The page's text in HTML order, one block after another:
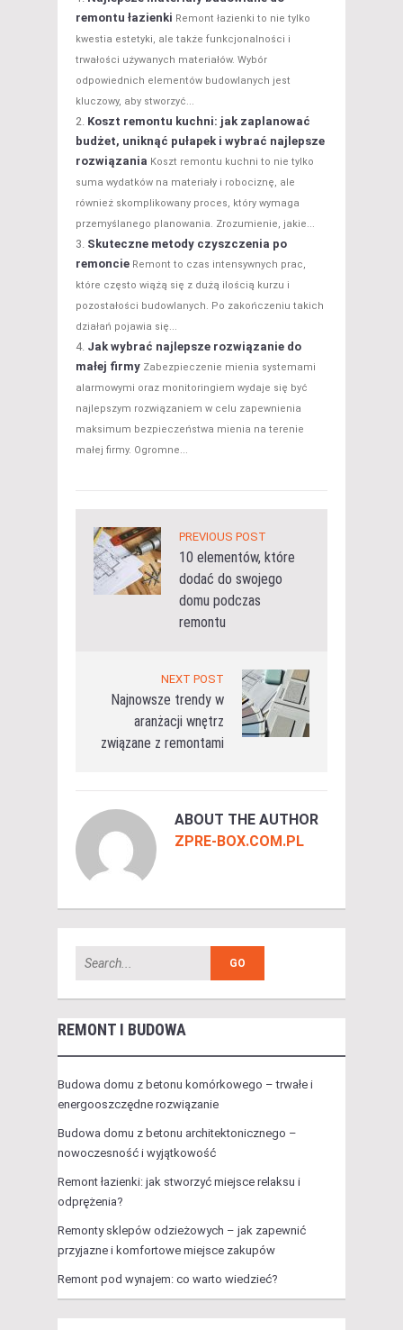
remontu łazienki Remont łazienki to nie tylko
kwestia estetyki, ale także funkcjonalności i
trwałości używanych materiałów. Wybór
odpowiednich elementów budowlanych jest
kluczowy, aby stworzyć...
Koszt remontu kuchni: jak zaplanować
budżet, uniknąć pułapek i wybrać najlepsze
rozwiązania Koszt remontu kuchni to nie tylko
suma wydatków na materiały i robociznę, ale
również skomplikowany proces, który wymaga
przemyślanego planowania. Zrozumienie, jakie...
Skuteczne metody czyszczenia po
remoncie Remont to czas intensywnych prac,
które często wiążą się z dużą ilością kurzu i
pozostałości budowlanych. Po zakończeniu takich
działań pojawia się...
Jak wybrać najlepsze rozwiązanie do
małej firmy Zabezpieczenie mienia systemami
alarmowymi oraz monitoringiem wydaje się być
najlepszym rozwiązaniem w celu zapewnienia
maksimum bezpieczeństwa mienia na terenie
małej firmy. Ogromne...
PREVIOUS POST
10 elementów, które
dodać do swojego
domu podczas
remontu
NEXT POST
Najnowsze trendy w
aranżacji wnętrz
związane z remontami
ABOUT THE AUTHOR
ZPRE-BOX.COM.PL
REMONT I BUDOWA
Budowa domu z betonu komórkowego – trwałe i
energooszczędne rozwiązanie
Budowa domu z betonu architektonicznego –
nowoczesność i wyjątkowość
Remont łazienki: jak stworzyć miejsce relaksu i
odprężenia?
Remonty sklepów odzieżowych – jak zapewnić
przyjazne i komfortowe miejsce zakupów
Remont pod wynajem: co warto wiedzieć?